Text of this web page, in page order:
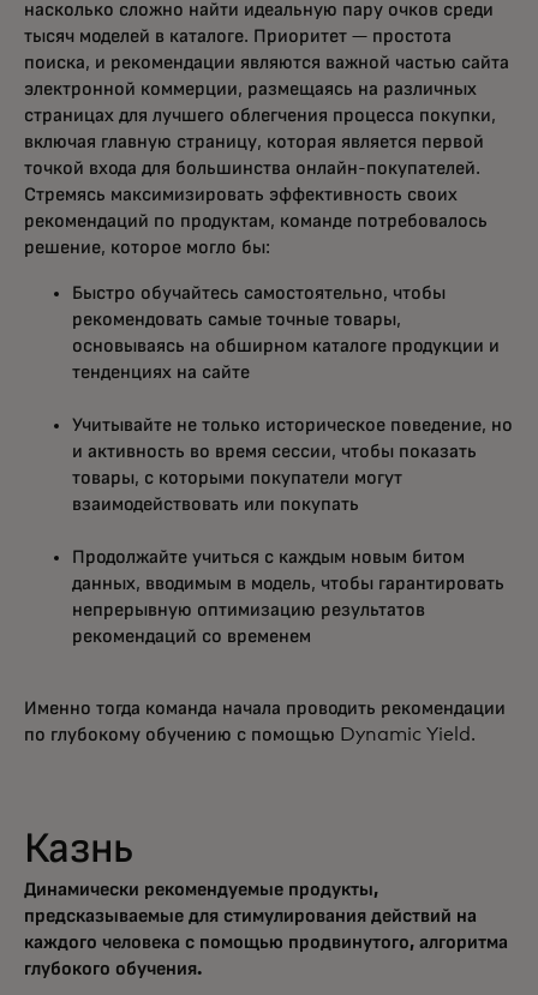
насколько сложно найти идеальную пару очков среди
тысяч моделей в каталоге. Приоритет — простота
поиска, и рекомендации являются важной частью сайта
электронной коммерции, размещаясь на различных
страницах для лучшего облегчения процесса покупки,
включая главную страницу, которая является первой
точкой входа для большинства онлайн-покупателей.
Стремясь максимизировать эффективность своих
рекомендаций по продуктам, команде потребовалось
решение, которое могло бы:
Быстро обучайтесь самостоятельно, чтобы
рекомендовать самые точные товары,
основываясь на обширном каталоге продукции и
тенденциях на сайте
Учитывайте не только историческое поведение, но
и активность во время сессии, чтобы показать
товары, с которыми покупатели могут
взаимодействовать или покупать
Продолжайте учиться с каждым новым битом
данных, вводимым в модель, чтобы гарантировать
непрерывную оптимизацию результатов
рекомендаций со временем
Именно тогда команда начала проводить рекомендации
по глубокому обучению с помощью Dynamic Yield.
Казнь
Динамически рекомендуемые продукты,
предсказываемые для стимулирования действий на
каждого человека с помощью продвинутого, алгоритма
глубокого обучения.